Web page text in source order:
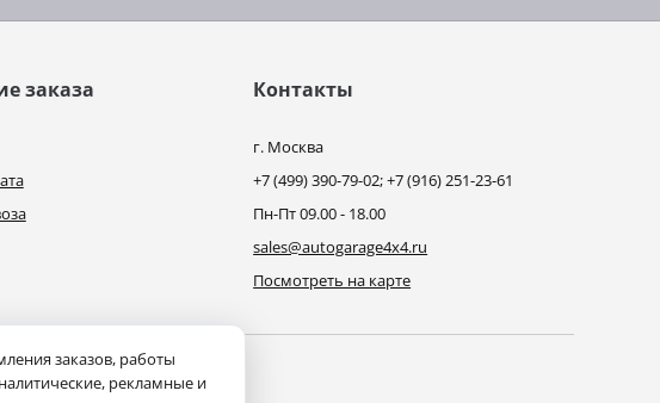
заказа Контакты
г. Москва
+7 (499) 390-79-02; +7 (916) 251-23-61
Пн-Пт 09.00 - 18.00
sales@autogarage4x4.ru
Посмотреть на карте
заказов, работы
рекламные и